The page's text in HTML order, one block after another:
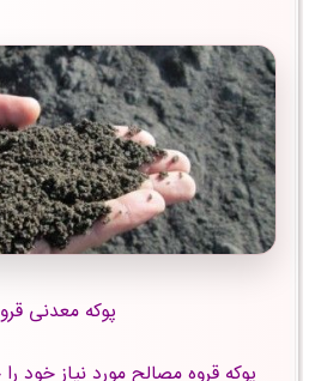
پوکه معدنی
پوکه قروه مصالح مورد نیاز خود